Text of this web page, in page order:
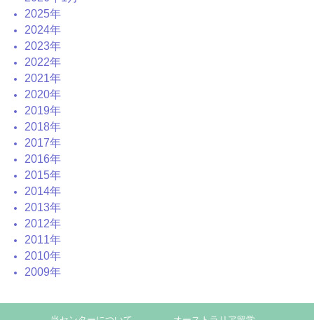
2025年
2024年
2023年
2022年
2021年
2020年
2019年
2018年
2017年
2016年
2015年
2014年
2013年
2012年
2011年
2010年
2009年